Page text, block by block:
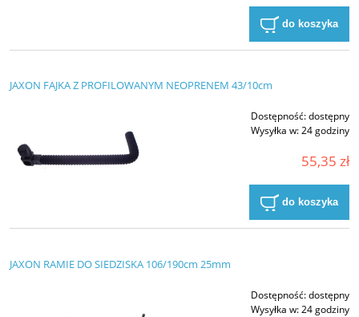
do koszyka
JAXON FAJKA Z PROFILOWANYM NEOPRENEM 43/10cm
Dostępność:dostępny
Wysyłka w:24 godziny
55,35 zł
do koszyka
JAXON RAMIE DO SIEDZISKA 106/190cm 25mm
Dostępność:dostępny
Wysyłka w:24 godziny